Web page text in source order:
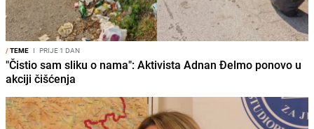
/TEME I PRIJE 1 DAN
"Čistio sam sliku o nama": Aktivista Adnan Đelmo ponovo u
akciji čišćenja